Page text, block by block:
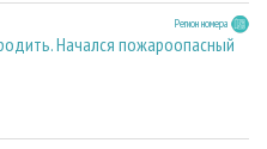
Регион номера
Начался пожароопасный